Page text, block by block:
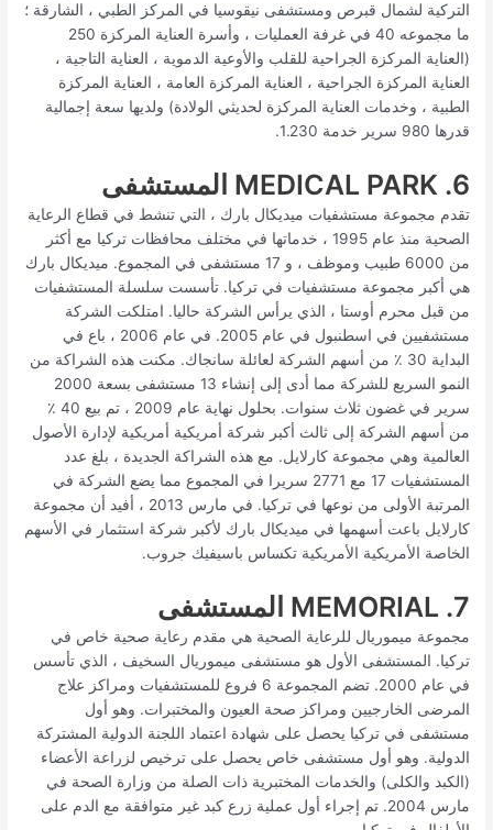
التركية لشمال قبرص ومستشفى نيقوسيا في المركز الطبي ، الشارقة ؛
ما مجموعه 40 في غرفة العمليات ، وأسرة العناية المركزة 250
(العناية المركزة الجراحية للقلب والأوعية الدموية ، العناية التاجية ،
العناية المركزة الجراحية ، العناية المركزة العامة ، العناية المركزة
الطبية ، وخدمات العناية المركزة لحديثي الولادة) ولديها سعة إجمالية
قدرها 980 سرير خدمة 1.230.
6. MEDICAL PARK المستشفى
تقدم مجموعة مستشفيات ميديكال بارك ، التي تنشط في قطاع الرعاية
الصحية منذ عام 1995 ، خدماتها في مختلف محافظات تركيا مع أكثر
من 6000 طبيب وموظف ، و 17 مستشفى في المجموع. ميديكال بارك
هي أكبر مجموعة مستشفيات في تركيا. تأسست سلسلة المستشفيات
من قبل محرم أوستا ، الذي يرأس الشركة حاليا. امتلكت الشركة
مستشفيين في اسطنبول في عام 2005. في عام 2006 ، باع في
البداية 30 ٪ من أسهم الشركة لعائلة سانجاك. مكنت هذه الشراكة من
النمو السريع للشركة مما أدى إلى إنشاء 13 مستشفى بسعة 2000
سرير في غضون ثلاث سنوات. بحلول نهاية عام 2009 ، تم بيع 40 ٪
من أسهم الشركة إلى ثالث أكبر شركة أمريكية أمريكية لإدارة الأصول
العالمية وهي مجموعة كارلايل. مع هذه الشراكة الجديدة ، بلغ عدد
المستشفيات 17 مع 2771 سريرا في المجموع مما يضع الشركة في
المرتبة الأولى من نوعها في تركيا. في مارس 2013 ، أفيد أن مجموعة
كارلايل باعت أسهمها في ميديكال بارك لأكبر شركة استثمار في الأسهم
الخاصة الأمريكية الأمريكية تكساس باسيفيك جروب.
7. MEMORIAL المستشفى
مجموعة ميموريال للرعاية الصحية هي مقدم رعاية صحية خاص في
تركيا. المستشفى الأول هو مستشفى ميموريال السخيف ، الذي تأسس
في عام 2000. تضم المجموعة 6 فروع للمستشفيات ومراكز علاج
المرضى الخارجيين ومراكز صحة العيون والمختبرات. وهو أول
مستشفى في تركيا يحصل على شهادة اعتماد اللجنة الدولية المشتركة
الدولية. وهو أول مستشفى خاص يحصل على ترخيص لزراعة الأعضاء
(الكبد والكلى) والخدمات المختبرية ذات الصلة من وزارة الصحة في
مارس 2004. تم إجراء أول عملية زرع كبد غير متوافقة مع الدم على